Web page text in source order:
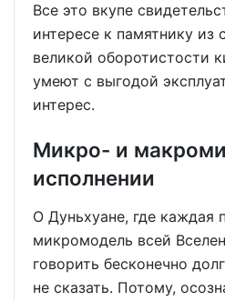
Все это вкупе
интересе к памятнику
великой оборотистости
умеют с выгодой
интерес.
Микро- и
исполнении
О Дуньхуане, где каждая
микромодель всей
говорить бесконечно
не сказать. Потому,